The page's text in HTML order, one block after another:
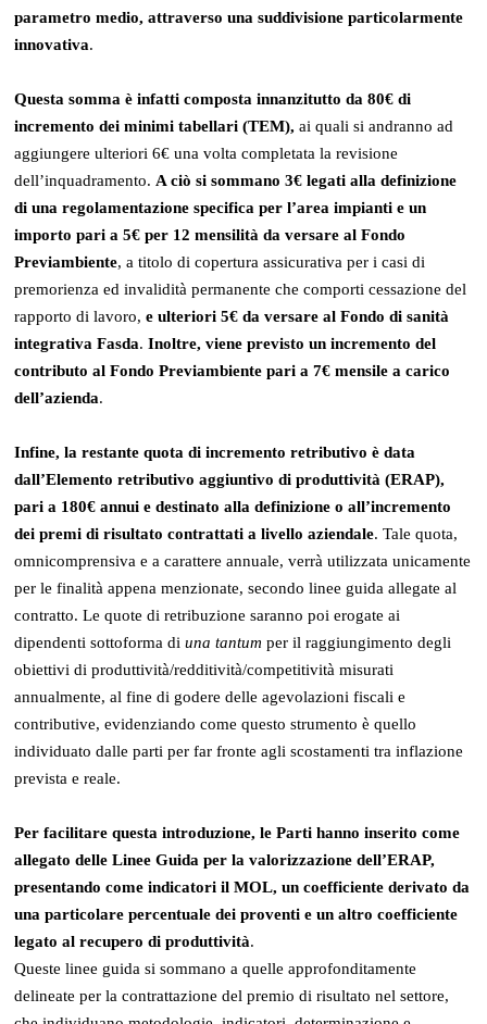
parametro medio, attraverso una suddivisione particolarmente
innovativa.
Questa somma è infatti composta innanzitutto da 80€ di
incremento dei minimi tabellari (TEM),ai quali si andranno ad
aggiungere ulteriori 6€ una volta completata la revisione
dell’inquadramento. A ciò si sommano 3€ legati alla definizione
di una regolamentazione specifica per l’area impianti e un
importo pari a 5€ per 12 mensilità da versare al Fondo
Previambiente, a titolo di copertura assicurativa per i casi di
premorienza ed invalidità permanente che comporti cessazione del
rapporto di lavoro,e ulteriori 5€ da versare al Fondo di sanità
integrativa Fasda.Inoltre, viene previsto un incremento del
contributo al Fondo Previambiente pari a 7€ mensile a carico
dell’azienda.
Infine, la restante quota di incremento retributivo è data
dall’Elemento retributivo aggiuntivo di produttività (ERAP),
pari a 180€ annui e destinato alla definizione o all’incremento
dei premi di risultato contrattati a livello aziendale. Tale quota,
omnicomprensiva e a carattere annuale, verrà utilizzata unicamente
per le finalità appena menzionate, secondo linee guida allegate al
contratto. Le quote di retribuzione saranno poi erogate ai
dipendenti sottoforma diuna tantumper il raggiungimento degli
obiettivi di produttività/redditività/competitività misurati
annualmente, al fine di godere delle agevolazioni fiscali e
contributive, evidenziando come questo strumento è quello
individuato dalle parti per far fronte agli scostamenti tra inflazione
prevista e reale.
Per facilitare questa introduzione, le Parti hanno inserito come
allegato delle Linee Guida per la valorizzazione dell’ERAP,
presentando come indicatori il MOL, un coefficiente derivato da
una particolare percentuale dei proventi e un altro coefficiente
legato al recupero di produttività.
Queste linee guida si sommano a quelle approfonditamente
delineate per la contrattazione del premio di risultato nel settore,